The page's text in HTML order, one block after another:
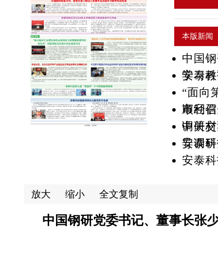
本版新闻
中国
学习
安泰
“面向
顺利
市经
调研
中关
导调
安泰
安泰
放大 缩小 全文复制
中国钢研党委书记、董事长张